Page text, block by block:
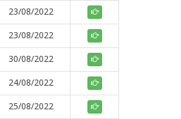
23/08/2022
23/08/2022
30/08/2022
24/08/2022
25/08/2022